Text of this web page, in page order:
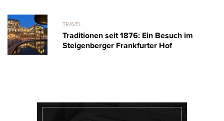
TRAVEL
Traditionen seit 1876: Ein Besuch im
Steigenberger Frankfurter Hof